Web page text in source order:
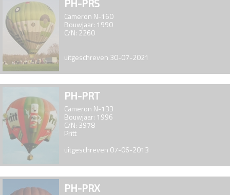
PH-PRS
Cameron N-160
Bouwjaar: 1990
C/N: 2260
uitgeschreven 30-07-2021
PH-PRT
Cameron N-133
Bouwjaar: 1996
C/N: 3978
Pritt
uitgeschreven 07-06-2013
PH-PRX